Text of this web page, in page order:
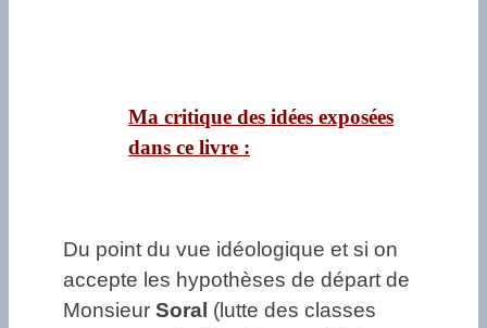
Ma critique des idées exposées
dans ce livre :
Du point du vue idéologique et si on
accepte les hypothèses de départ de
Monsieur Soral (lutte des classes